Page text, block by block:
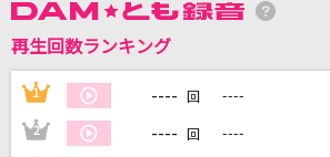
カラオケをもっと楽しもう！
再生回数ランキング
1 ---- 回 ----
2 ---- 回 ----